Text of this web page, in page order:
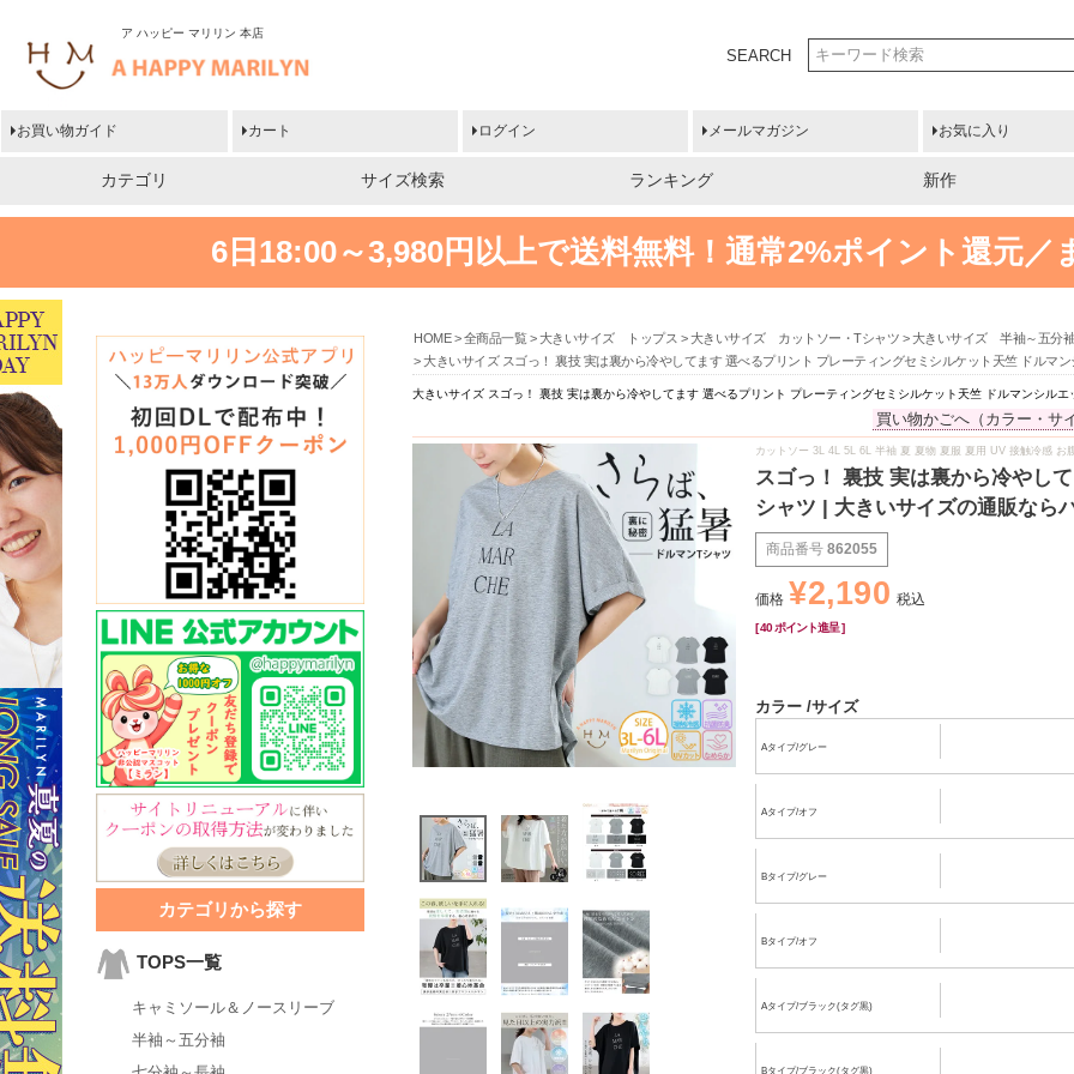
ア ハッピー マリリン 本店
SEARCH
お買い物ガイド カート ログイン メールマガジン お気に入り
カテゴリ サイズ検索 ランキング 新作
6日18:00～3,980円以上で送料無料！ 通常2%ポイント還元／
カテゴリから探す
TOPS一覧
キャミソール＆ノースリーブ
半袖～五分袖
HOME 全商品一覧 大きいサイズ トップス 大きいサイズ カットソー・Tシャツ
大きいサイズ 半袖～五分袖
大きいサイズ スゴっ！ 裏技 実は裏から冷やしてます 選べるプリント プレーティングセミシルケット天竺 ドルマ
大きいサイズ スゴっ！ 裏技 実は裏から冷やしてます 選べるプリント プレーティングセミシルケット天竺 ドルマンシル
買い物かごへ（カラー・サ
カットソー 3L 4L 5L 6L 半袖 夏 夏物 夏服 夏用 UV 接触冷感 お
スゴっ！ 裏技 実は裏から冷やし
シャツ | 大きいサイズの通販なら
商品番号 862055
価格 ¥2,190 税込
[40 ポイント進呈 ]
カラー サイズ
Aタイプ/グレー
Aタイプ/オフ
Bタイプ/グレー
Bタイプ/オフ
Aタイプ/ブラック(タグ黒)
Bタイプ/ブラック(タグ黒)